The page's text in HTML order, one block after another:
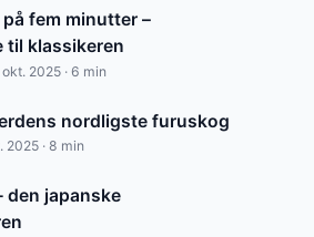
fem minutter –
til klassikeren
2025 · 6 min
nordligste furuskog
2025 · 8 min
den japanske